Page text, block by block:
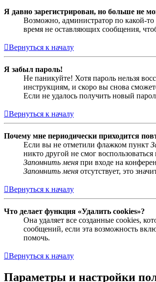
Я давно зарегистрирован, но больше не
Возможно, администратор по какой-
время не оставляющих сообщения,
Вернуться к началу
Я забыл пароль!
Не паникуйте! Хотя пароль нельзя
инструкциям, и скоро вы снова
Если не удалось получить новый
Вернуться к началу
Почему мне периодически приходится
Если вы не отметили флажком пункт
никто другой не смог
Запомнить меня при входе на
Запомнить меня отсутствует, это
Вернуться к началу
Что делает функция «Удалить cookies»?
Она удаляет все созданные cookies,
сообщений, если эта возможность
помочь.
Вернуться к началу
Параметры и настройки